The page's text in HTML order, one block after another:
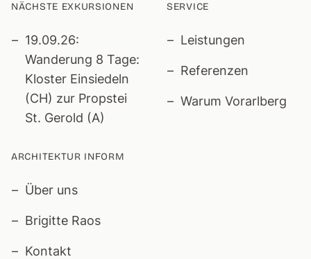
NÄCHSTE EXKURSIONEN
19.09.26:
Wanderung 8 Tage:
Kloster Einsiedeln
(CH) zur Propstei
St. Gerold (A)
SERVICE
Leistungen
Referenzen
Warum Vorarlberg
ARCHITEKTUR INFORM
Über uns
Brigitte Raos
Kontakt